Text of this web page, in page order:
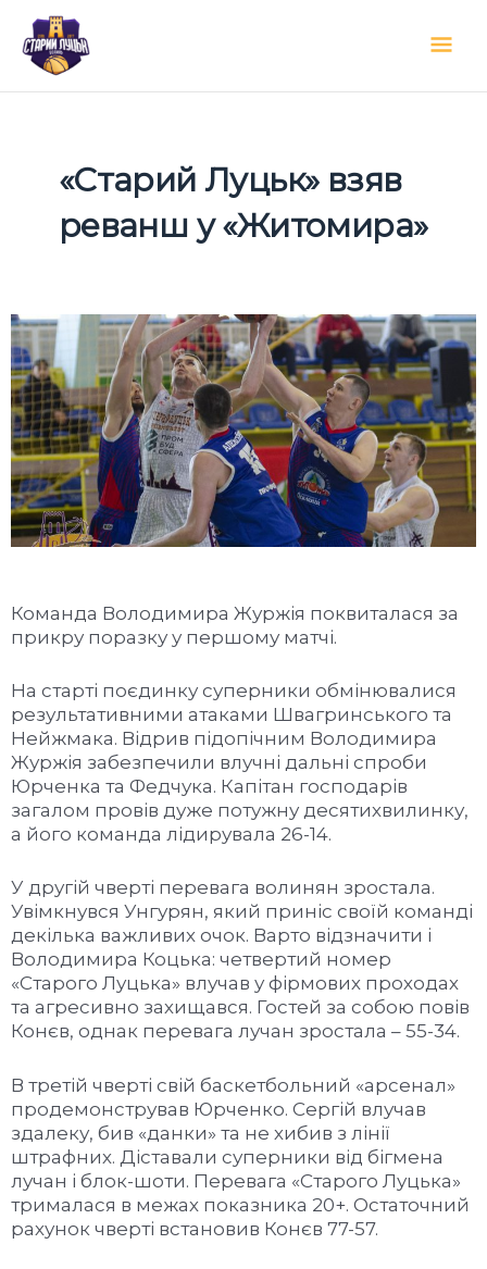
вмісту
«Старий Луцьк» взяв
реванш у «Житомира»
Команда Володимира Журжія поквиталася за
прикру поразку у першому матчі.
На старті поєдинку суперники обмінювалися
результативними атаками Швагринського та
Нейжмака. Відрив підопічним Володимира
Журжія забезпечили влучні дальні спроби
Юрченка та Федчука. Капітан господарів
загалом провів дуже потужну десятихвилинку,
а його команда лідирувала 26-14.
У другій чверті перевага волинян зростала.
Увімкнувся Унгурян, який приніс своїй команді
декілька важливих очок. Варто відзначити і
Володимира Коцька: четвертий номер
«Старого Луцька» влучав у фірмових проходах
та агресивно захищався. Гостей за собою повів
Конєв, однак перевага лучан зростала – 55-34.
В третій чверті свій баскетбольний «арсенал»
продемонстрував Юрченко. Сергій влучав
здалеку, бив «данки» та не хибив з лінії
штрафних. Діставали суперники від бігмена
лучан і блок-шоти. Перевага «Старого Луцька»
трималася в межах показника 20+. Остаточний
рахунок чверті встановив Конєв 77-57.